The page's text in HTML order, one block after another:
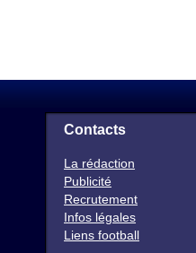
Contacts
La rédaction
Publicité
Recrutement
Infos légales
Liens football